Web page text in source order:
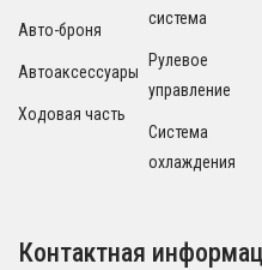
Авто-броня
Автоаксессуары
Ходовая часть
система
Рулевое
управление
Система
охлаждения
Контактная